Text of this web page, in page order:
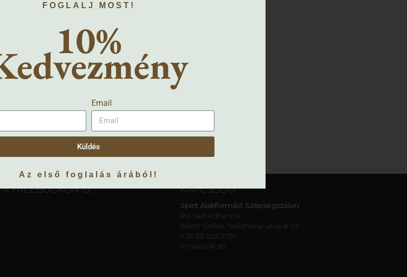
Egészséges táplálkozás – Spirit
A FACEBOOKON IS… KAPCSOLAT
Spirit Alakformáló Szépségszalon
Pécseli Adrienna
8600 Siófok, Széchenyi utca 8-10.
+36 30 222 7767
Írj nekünk itt!
FOGLALJ MOST!
10%
Email
Küldés
Az első foglalás árából!